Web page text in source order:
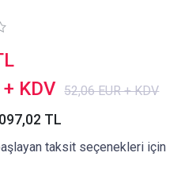
KDV 52,06 EUR + KDV
TL
taksit seçenekleri için